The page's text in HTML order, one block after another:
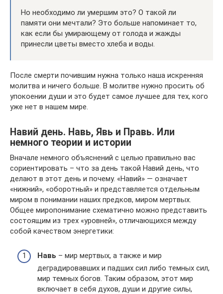
Но необходимо ли умершим это? О такой ли
памяти они мечтали? Это больше напоминает то,
как если бы умирающему от голода и жажды
принесли цветы вместо хлеба и воды.
После смерти почившим нужна только наша искренняя
молитва и ничего больше. В молитве нужно просить об
упокоении души и это будет самое лучшее для тех, кого
уже нет в нашем мире.
Навий день. Навь, Явь и Правь. Или
немного теории и истории
Вначале немного объяснений с целью правильно вас
сориентировать – что за день такой Навий день, что
делают в этот день и почему. «Навий» — означает
«нижний», «оборотный» и представляется отдельным
миром в понимании наших предков, миром мертвых.
Общее миропонимание схематично можно представить
состоящим из трех «уровней», отличающихся между
собой качеством энергетики:
Навь – мир мертвых, а также и мир
деградировавших и падших сил либо темных сил,
мир темных богов. Таким образом, этот мир
включает в себя духов, души и другие силы,